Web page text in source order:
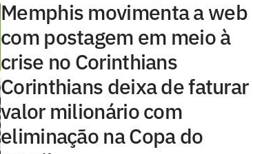
Memphis movimenta a web
com postagem em meio à
crise no Corinthians
Corinthians deixa de faturar
valor milionário com
eliminação na Copa do